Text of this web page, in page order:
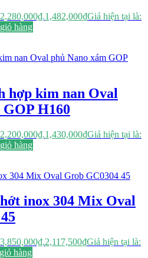
1,482,000₫Giá hiện tại là:
hàng
hợp kim nan Oval
H160
1,430,000₫Giá hiện tại là:
hàng
inox 304 Mix Oval
2,117,500₫Giá hiện tại là:
hàng